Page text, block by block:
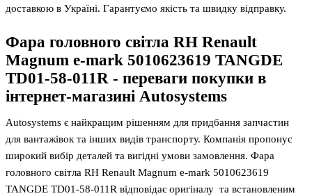
доставкою в Україні. Гарантуємо якість та швидку відправку.
Фара головного світла RH Renault
Magnum e-mark 5010623619 TANGDE
TD01-58-011R - переваги покупки в
інтернет-магазині Autosystems
Autosystems є найкращим рішенням для придбання запчастин
для вантажівок та інших видів транспорту. Компанія пропонує
широкий вибір деталей та вигідні умови замовлення. Фара
головного світла RH Renault Magnum e-mark 5010623619
TANGDE TD01-58-011R відповідає оригіналу та встановленим